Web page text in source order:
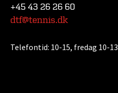
+45 43 26 26 60
dtf@tennis.dk
Telefontid: 10-15, fredag 10-13